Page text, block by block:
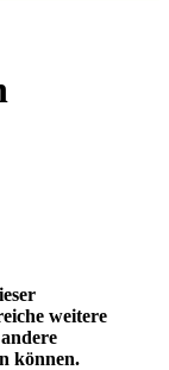
weitere
können.